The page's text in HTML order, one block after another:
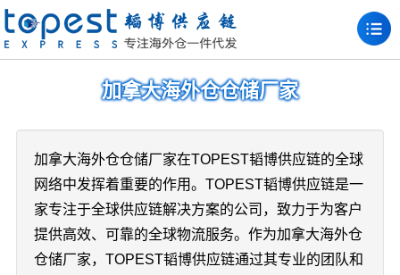
加拿大海外仓仓储厂家
加拿大海外仓仓储厂家在TOPEST韬博供应链的全球
网络中发挥着重要的作用。TOPEST韬博供应链是一
家专注于全球供应链解决方案的公司，致力于为客户
提供高效、可靠的全球物流服务。作为加拿大海外仓
仓储厂家，TOPEST韬博供应链通过其专业的团队和